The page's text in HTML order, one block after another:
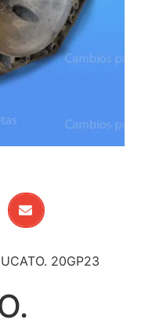
20GP23